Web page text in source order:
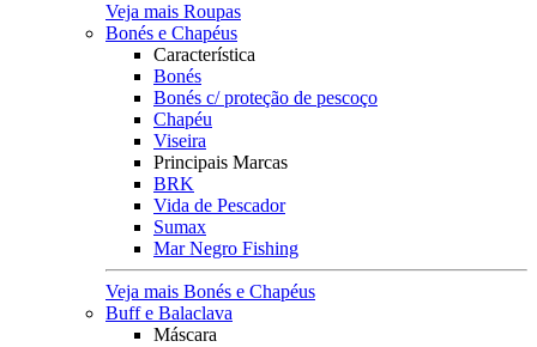
Veja mais Roupas
Bonés e Chapéus
Característica
Bonés
Bonés c/ proteção de pescoço
Chapéu
Viseira
Principais Marcas
BRK
Vida de Pescador
Sumax
Mar Negro Fishing
Veja mais Bonés e Chapéus
Buff e Balaclava
Máscara